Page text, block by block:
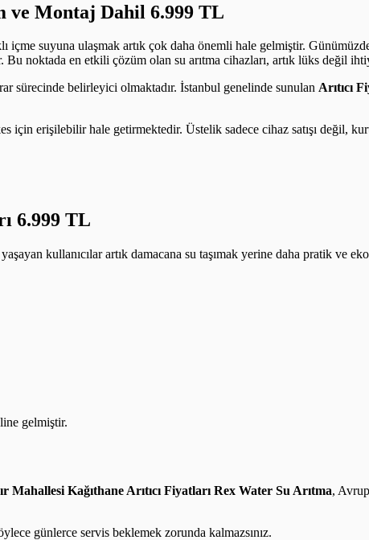
ve Montaj Dahil 6.999 TL
içme suyuna ulaşmak artık çok daha önemli hale gelmiştir.
noktada en etkili çözüm olan su arıtma cihazları, artık lüks değil
sürecinde belirleyici olmaktadır. İstanbul genelinde sunulan Arıtıcı
için erişilebilir hale getirmektedir. Üstelik sadece cihaz satışı değil,
6.999 TL
kullanıcılar artık damacana su taşımak yerine daha pratik ve
gelmiştir.
Mahallesi Kağıthane Arıtıcı Fiyatları Rex Water Su Arıtma,
günlerce servis beklemek zorunda kalmazsınız.